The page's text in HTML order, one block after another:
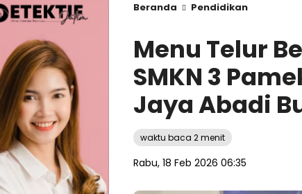
Beranda Pendidikan
Menu Telur
SMKN 3
Jaya Abadi
waktu baca 2 menit
Rabu, 18 Feb 2026 06:35